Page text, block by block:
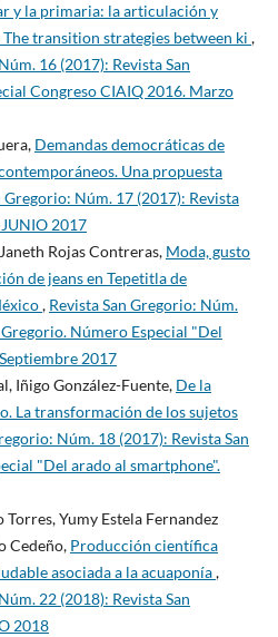
y la primaria: la articulación y
transition strategies between ki ,
16 (2017): Revista San
Congreso CIAIQ 2016. Marzo
Demandas democráticas de
Una propuesta
Gregorio: Núm. 17 (2017): Revista
2017
Rojas Contreras, Moda, gusto
de jeans en Tepetitla de
, Revista San Gregorio: Núm.
Número Especial "Del
2017
Iñigo González-Fuente, De la
La transformación de los sujetos
Núm. 18 (2017): Revista San
"Del arado al smartphone".
Yumy Estela Fernandez
Cedeño, Producción científica
asociada a la acuaponía,
22 (2018): Revista San
2018